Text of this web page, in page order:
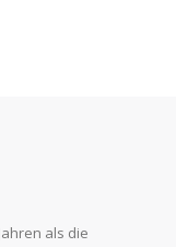
als die